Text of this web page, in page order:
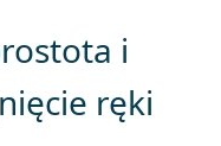
i
ręki